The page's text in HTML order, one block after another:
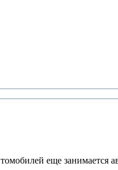
еще занимается